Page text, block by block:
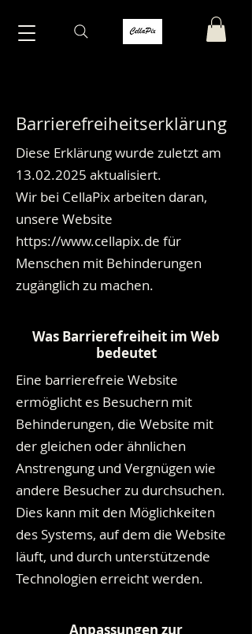
Barrierefreiheitserklärung
Diese Erklärung wurde zuletzt am
13.02.2025 aktualisiert.
Wir bei CellaPix arbeiten daran,
unsere Website
https://www.cellapix.de für
Menschen mit Behinderungen
zugänglich zu machen.
Was Barrierefreiheit im Web
bedeutet
Eine barrierefreie Website
ermöglicht es Besuchern mit
Behinderungen, die Website mit
der gleichen oder ähnlichen
Anstrengung und Vergnügen wie
andere Besucher zu durchsuchen.
Dies kann mit den Möglichkeiten
des Systems, auf dem die Website
läuft, und durch unterstützende
Technologien erreicht werden.
Anpassungen zur